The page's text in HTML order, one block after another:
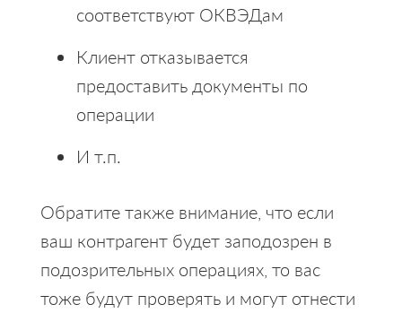
соответствуют ОКВЭДам
Клиент отказывается
предоставить документы по
операции
И т.п.
Обратите также внимание, что если
ваш контрагент будет заподозрен в
подозрительных операциях, то вас
тоже будут проверять и могут отнести